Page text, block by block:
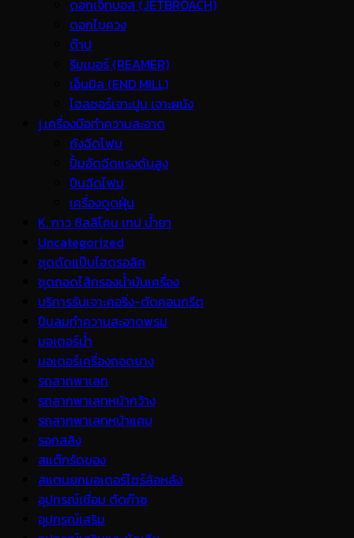
ดอกเจ็ทบอส (JETBROACH)
ดอกไขควง
ต๊าป
รีมเมอร์ (REAMER)
เอ็นมิล (END MILL)
โฮลซอร์เจาะปูน เจาะผนัง
j.เครื่องมือทำความสะอาด
ถังฉีดโฟม
ปั้มอัดฉีดแรงดันสูง
ปืนฉีดโฟม
เครื่องดูดฝุ่น
K. กาว ซิลลิโคน เทป น้ำยา
Uncategorized
ชุดดัดแป๊บไฮดรอลิค
ชุดถอดไส้กรองน้ำมันเครื่อง
บริการรับเจาะคอริ่ง-ตัดคอนกรีต
ปืนลมทำความสะอาดพรม
มอเตอร์น้ำ
มอเตอร์เครื่องถอดยาง
รถลากพาเลท
รถลากพาเลทหน้ากว้าง
รถลากพาเลทหน้าแคบ
รอกสลิง
สแต๊กรัดของ
สแตนยกมอเตอร์ไซร์ล้อหลัง
อุปกรณ์เชื่อม ตัดก๊าซ
อุปกรณ์เสริม